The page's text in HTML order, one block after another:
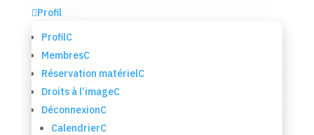
Profil
ProfilC
MembresC
Réservation matérielC
Droits à l’imageC
DéconnexionC
CalendrierC
quotidienne
Quoi de plus fascinant que le
? Certes, les bretons de la côte sont habitués à ce va-
et-vient incessant de la mer, laissant tantôt des
estrans à perte de vue, tantôt, six heures plus tard,
des paysages envahis par des flots. Mais ce
phénomène ne connaît pas toujours la même